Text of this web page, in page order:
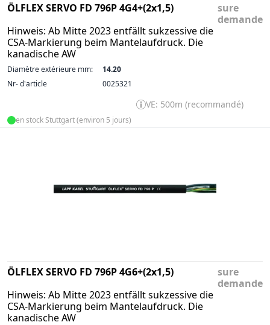
ÖLFLEX SERVO FD 796P 4G4+(2x1,5)
Hinweis: Ab Mitte 2023 entfällt sukzessive die
CSA-Markierung beim Mantelaufdruck. Die
kanadische AW
sure
demande
Diamètre extérieure mm:
14.20
Nr- d'article
0025321
VE: 500m (recommandé)
en stock Stuttgart (environ 5 jours)
ÖLFLEX SERVO FD 796P 4G6+(2x1,5)
Hinweis: Ab Mitte 2023 entfällt sukzessive die
CSA-Markierung beim Mantelaufdruck. Die
kanadische AW
sure
demande